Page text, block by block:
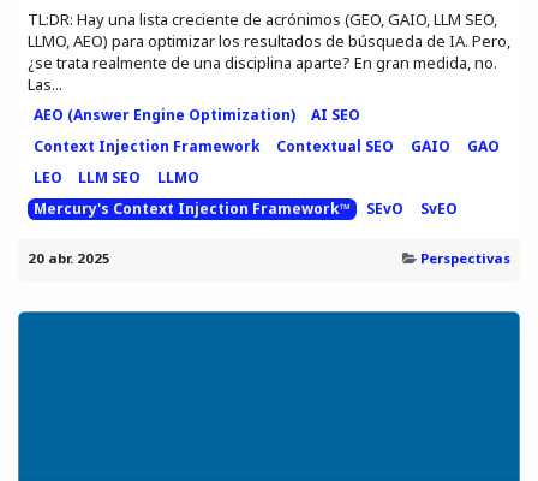
TL:DR: Hay una lista creciente de acrónimos (GEO, GAIO, LLM SEO,
LLMO, AEO) para optimizar los resultados de búsqueda de IA. Pero,
¿se trata realmente de una disciplina aparte? En gran medida, no.
Las...
AEO (Answer Engine Optimization)
AI SEO
Context Injection Framework
Contextual SEO GAIO
GAO
LEO
LLM SEO
LLMO
Mercury's Context Injection Framework™
SEvO SvEO
20 abr. 2025 Perspectivas